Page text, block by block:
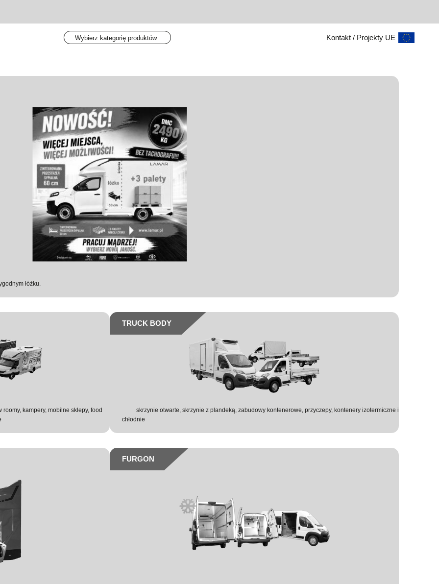
Wybierz kategorię produktów Kontakt / Projekty UE
łóżku.
kampery, mobilne sklepy, food
TRUCK BODY
skrzynie otwarte, skrzynie z plandeką, zabudowy kontenerowe, przyczepy, kontenery izotermiczne i
chłodnie
FURGON